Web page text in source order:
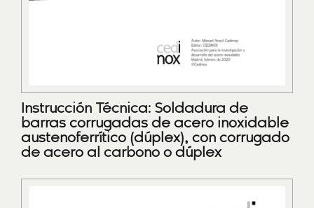
Instrucción Técnica: Soldadura de
barras corrugadas de acero inoxidable
austenoferrítico (dúplex), con corrugado
de acero al carbono o dúplex